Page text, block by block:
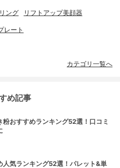
ング リフトアップ美顔器
レート
カテゴリ一覧へ
め記事
粉おすすめランキング52選！口コミ
人気ランキング52選！パレット&単